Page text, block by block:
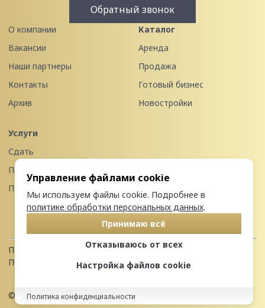
Обратный звонок
О компании
Вакансии
Наши партнеры
Контакты
Архив
Каталог
Аренда
Продажа
Готовый бизнес
Новостройки
Услуги
Сдать
Продать
Передать в управление
Политика конфиденциальности
Пользовательское соглашение
© 2026 Недвижимость Северо-запада
Управление файлами cookie
Мы используем файлы cookie. Подробнее в
политике обработки персональных данных.
Принимаю всё
Отказываюсь от всех
Настройка файлов cookie
Политика конфиденциальности